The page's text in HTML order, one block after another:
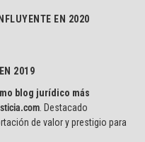
EN 2020
2019
blog jurídico más
. Destacado
de valor y prestigio para